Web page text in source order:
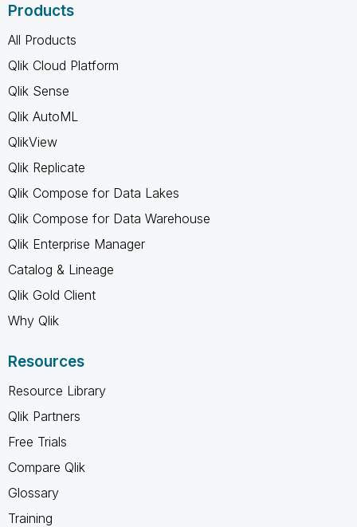
Products
All Products
Qlik Cloud Platform
Qlik Sense
Qlik AutoML
QlikView
Qlik Replicate
Qlik Compose for Data Lakes
Qlik Compose for Data Warehouse
Qlik Enterprise Manager
Catalog & Lineage
Qlik Gold Client
Why Qlik
Resources
Resource Library
Qlik Partners
Free Trials
Compare Qlik
Glossary
Training